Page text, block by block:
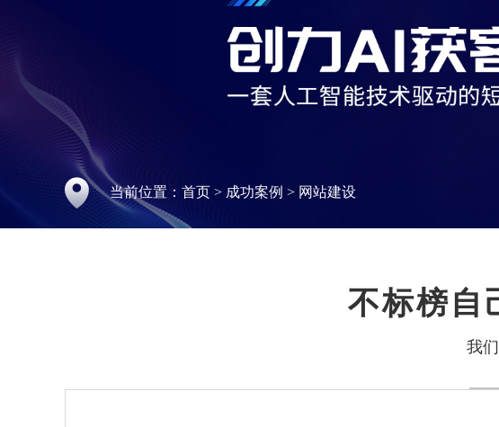
当前位置： 首页 > 成功案例 > 网站建设
不标榜自
我